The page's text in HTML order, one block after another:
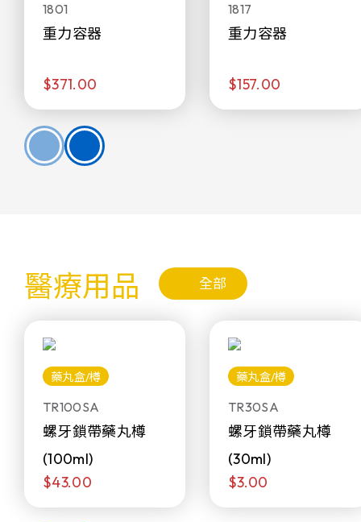
1801
重力容器
$371.00
1817
重力容器
$157.00
醫療用品 全部
藥丸盒/樽
TR100SA
螺牙鎖帶藥丸樽
(100ml)
$43.00
藥丸盒/樽
TR30SA
螺牙鎖帶藥丸樽
(30ml)
$3.00